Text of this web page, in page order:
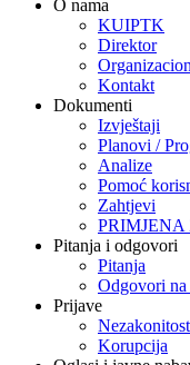
O nama
KUIPTK
Direktor
Kontakt
Dokumenti
Izvještaji
Planovi /
Analize
Pomoć
Zahtjevi
Pitanja i odgovori
Pitanja
Odgovori na
Prijave
Korupcija